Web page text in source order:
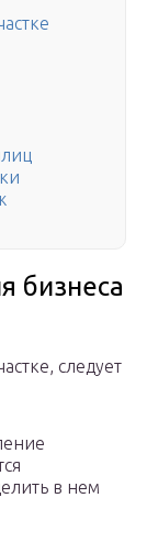
бизнеса
следует
в нем